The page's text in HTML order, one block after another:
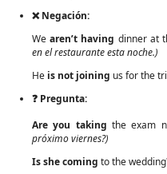
❌ Negación:
Wearen’t having dinner at
en el restaurante esta noche.)
He is not joining us for the
❓ Pregunta:
Are you taking the exam
próximo viernes?)
Is she coming to the